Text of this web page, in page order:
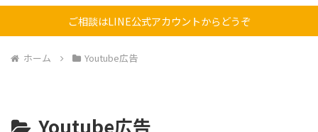
ご相談はLINE公式アカウントからどうぞ
ホーム Youtube広告
Youtube広告